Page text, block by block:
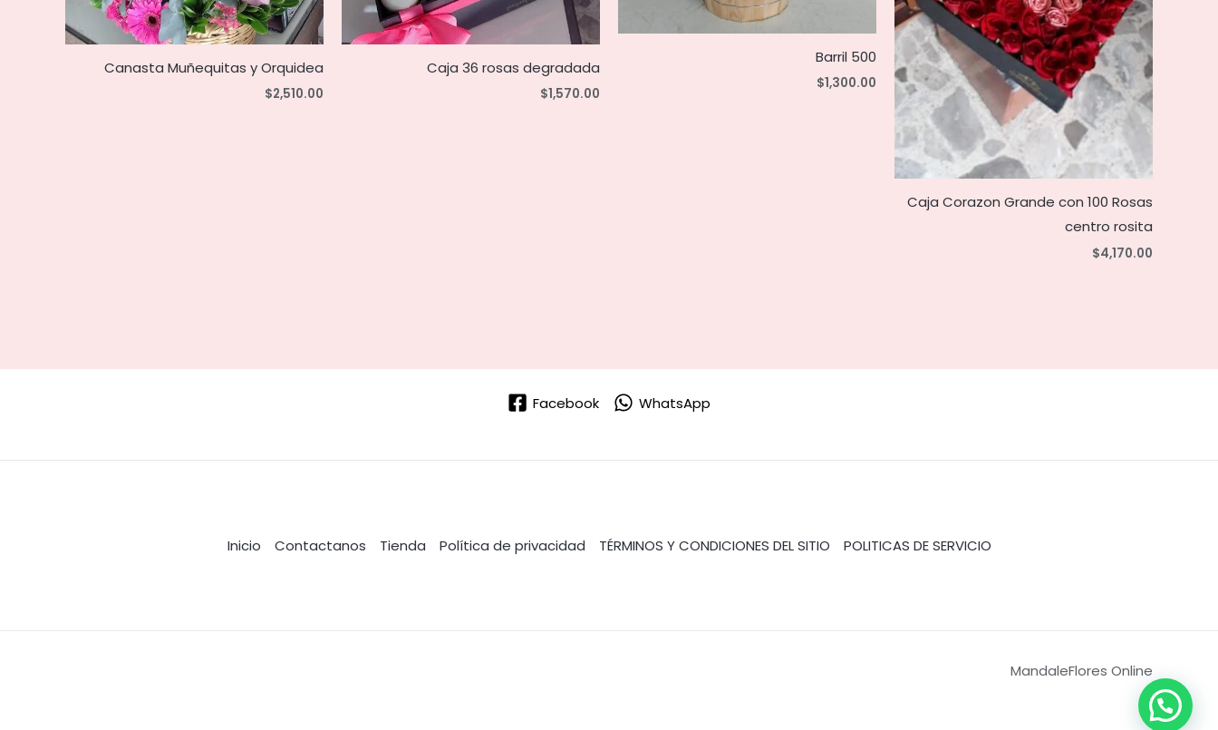
Canasta Muñequitas y Orquidea
$2,510.00
Caja 36 rosas degradada
$1,570.00
Barril 500
$1,300.00
Caja Corazon Grande con 100 Rosas
centro rosita
$4,170.00
Facebook WhatsApp
Inicio Contactanos Tienda Política de privacidad TÉRMINOS Y CONDICIONES DEL SITIO POLITICAS DE SERVICIO
MandaleFlores Online